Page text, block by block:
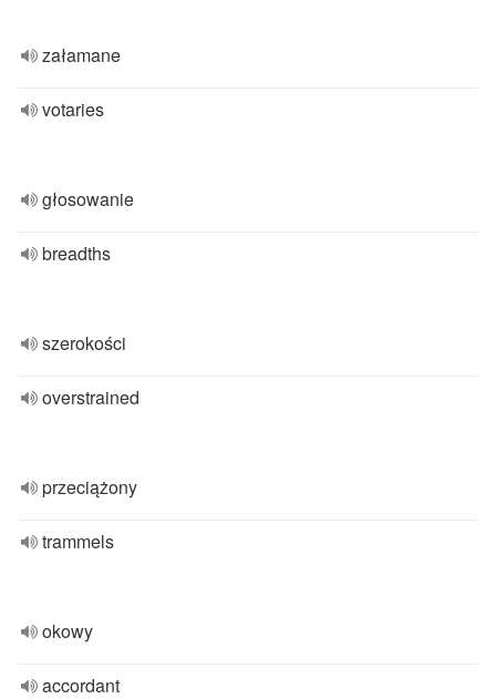
załamane
votaries
głosowanie
breadths
szerokości
overstrained
przeciążony
trammels
okowy
accordant